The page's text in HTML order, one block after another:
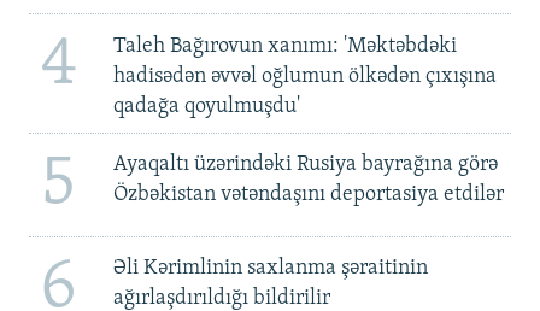
4
Taleh Bağırovun xanımı: 'Məktəbdəki
hadisədən əvvəl oğlumun ölkədən çıxışına
qadağa qoyulmuşdu'
5
Ayaqaltı üzərindəki Rusiya bayrağına görə
Özbəkistan vətəndaşını deportasiya etdilər
6
Əli Kərimlinin saxlanma şəraitinin
ağırlaşdırıldığı bildirilir